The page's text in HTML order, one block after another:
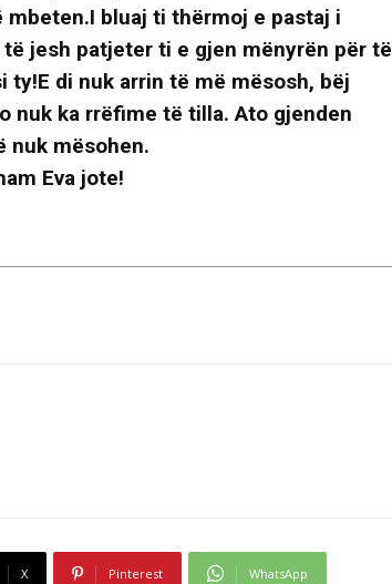
mbeten.I bluaj ti thërmoj e pastaj i
jesh patjeter ti e gjen mënyrën për të
ty!E di nuk arrin të më mësosh, bëj
nuk ka rrëfime të tilla. Ato gjenden
nuk mësohen.
Eva jote!
X Pinterest WhatsApp